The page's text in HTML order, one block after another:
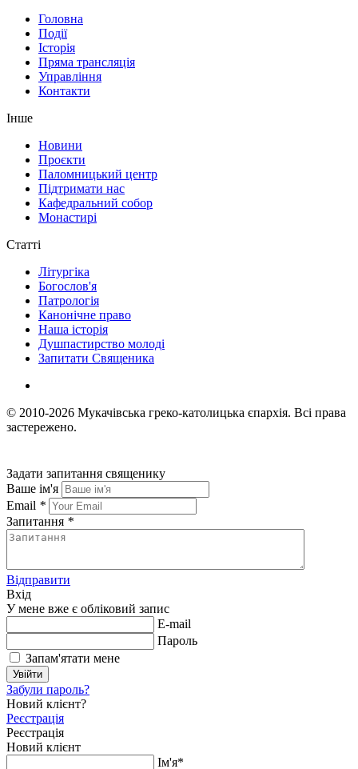
Головна
Події
Історія
Пряма трансляція
Управління
Контакти
Інше
Новини
Проєкти
Паломницький центр
Підтримати нас
Кафедральний собор
Монастирі
Статті
Літургіка
Богослов'я
Патрологія
Канонічне право
Наша історія
Душпастирство молоді
Запитати Священика
© 2010-2026 Мукачівська греко-католицька єпархія. Всі права
застережено.
Задати запитання священику
Ваше ім'я
Email *
Запитання *
Відправити
Вхід
У мене вже є обліковий запис
E-mail
Пароль
Запам'ятати мене
Увійти
Забули пароль?
Новий клієнт?
Реєстрація
Реєстрація
Новий клієнт
Ім'я*